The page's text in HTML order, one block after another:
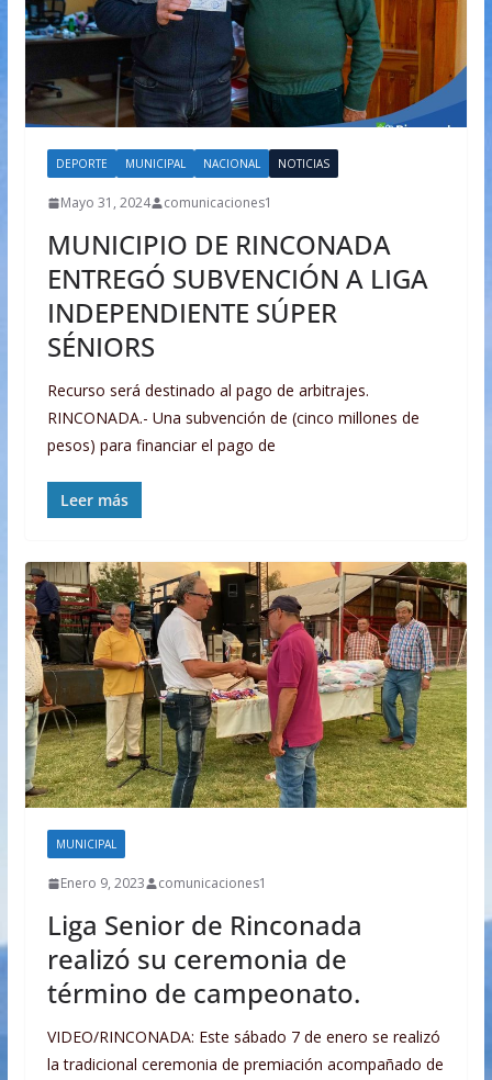
DEPORTE MUNICIPAL NACIONAL NOTICIAS
Mayo 31, 2024 comunicaciones1
MUNICIPIO DE RINCONADA
ENTREGÓ SUBVENCIÓN A LIGA
INDEPENDIENTE SÚPER
SÉNIORS
Recurso será destinado al pago de arbitrajes.
RINCONADA.- Una subvención de (cinco millones de
pesos) para financiar el pago de
Leer más
MUNICIPAL
Enero 9, 2023 comunicaciones1
Liga Senior de Rinconada
realizó su ceremonia de
término de campeonato.
VIDEO/RINCONADA: Este sábado 7 de enero se realizó
la tradicional ceremonia de premiación acompañado de